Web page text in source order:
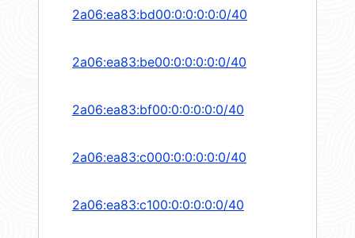
2a06:ea83:bd00:0:0:0:0:0/40
2a06:ea83:be00:0:0:0:0:0/40
2a06:ea83:bf00:0:0:0:0:0/40
2a06:ea83:c000:0:0:0:0:0/40
2a06:ea83:c100:0:0:0:0:0/40